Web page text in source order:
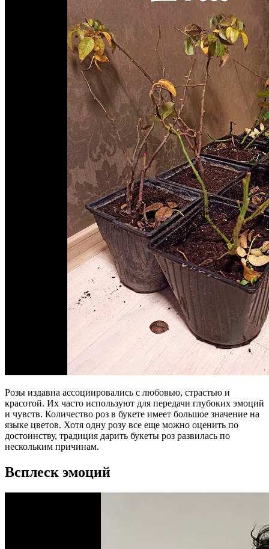
Розы издавна ассоциировались с любовью, страстью и
красотой. Их часто используют для передачи глубоких эмоций
и чувств. Количество роз в букете имеет большое значение на
языке цветов. Хотя одну розу все еще можно оценить по
достоинству, традиция дарить букеты роз развилась по
нескольким причинам.
Всплеск эмоций